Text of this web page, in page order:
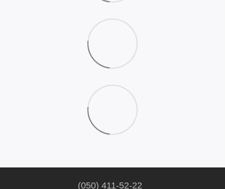
(050) 411-52-22